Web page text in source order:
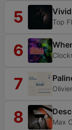
5 Top
6
7
8 Max